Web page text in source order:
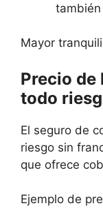
Mayor
Precio de
todo
El seguro de
riesgo sin
que ofrece
Ejemplo de